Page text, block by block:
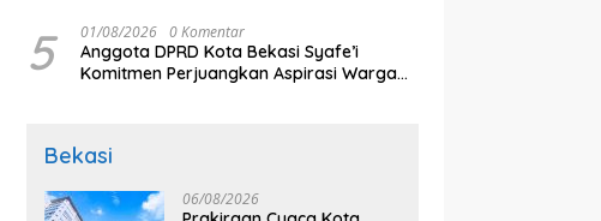
5 01/08/2026 0 Komentar
Anggota DPRD Kota Bekasi Syafe’i
Komitmen Perjuangkan Aspirasi Warga
Bekasi
06/08/2026